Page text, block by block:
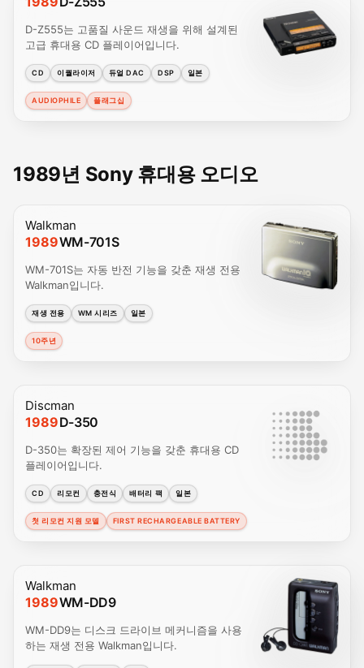
D-Z555는 고품질 사운드 재생을 위해 설계된
고급 휴대용 CD 플레이어입니다.
CD 이퀄라이저 듀얼 DAC DSP 일본
AUDIOPHILE 플래그십
1989년 Sony 휴대용 오디오
Walkman
1989WM-701S
WM-701S는 자동 반전 기능을 갖춘 재생 전용
Walkman입니다.
재생 전용 WM 시리즈 일본
10주년
Discman
1989D-350
D-350는 확장된 제어 기능을 갖춘 휴대용 CD
플레이어입니다.
CD 리모컨 충전식 배터리 팩 일본
첫 리모컨 지원 모델 FIRST RECHARGEABLE BATTERY
Walkman
1989WM-DD9
WM-DD9는 디스크 드라이브 메커니즘을 사용
하는 재생 전용 Walkman입니다.